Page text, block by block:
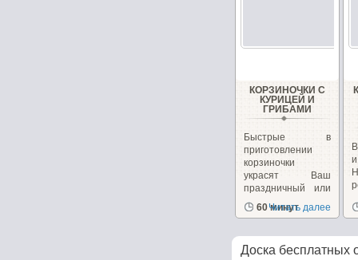
КОРЗИНОЧКИ С
КУРИЦЕЙ И
ГРИБАМИ
Быстрые в
приготовлении
корзиночки
украсят Ваш
праздничный или
повседневный...
60 минут
Читать далее
Доска бесплатных